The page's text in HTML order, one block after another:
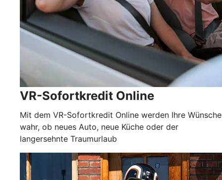
VR-Sofortkredit Online
Mit dem VR-Sofortkredit Online werden Ihre Wünsche
wahr, ob neues Auto, neue Küche oder der
langersehnte Traumurlaub